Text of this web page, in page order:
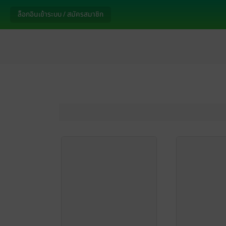
ล็อกอินเข้าระบบ / สมัครสมาชิก